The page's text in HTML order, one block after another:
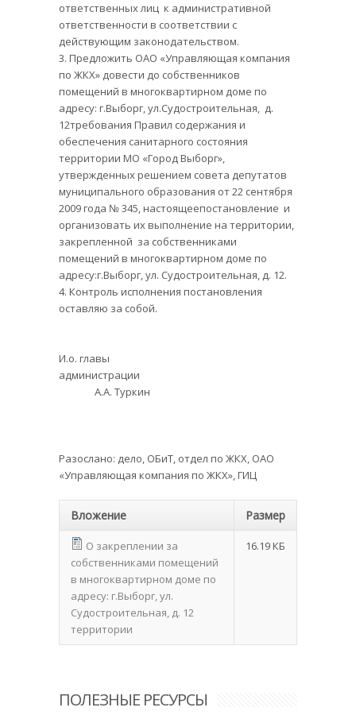
ответственных лиц к административной
ответственности в соответствии с
действующим законодательством.
3. Предложить ОАО «Управляющая компания
по ЖКХ» довести до собственников
помещений в многоквартирном доме по
адресу: г.Выборг, ул.Судостроительная, д.
12требования Правил содержания и
обеспечения санитарного состояния
территории МО «Город Выборг»,
утвержденных решением совета депутатов
муниципального образования от 22 сентября
2009 года № 345, настоящеепостановление и
организовать их выполнение на территории,
закрепленной за собственниками
помещений в многоквартирном доме по
адресу:г.Выборг, ул. Судостроительная, д. 12.
4. Контроль исполнения постановления
оставляю за собой.
И.о. главы
администрации
А.А. Туркин
Разослано: дело, ОБиТ, отдел по ЖКХ, ОАО
«Управляющая компания по ЖКХ», ГИЦ
Вложение Размер
О закреплении за
собственниками помещений
в многоквартирном доме по
адресу: г.Выборг, ул.
Судостроительная, д. 12
территории
16.19 КБ
ПОЛЕЗНЫЕ РЕСУРСЫ